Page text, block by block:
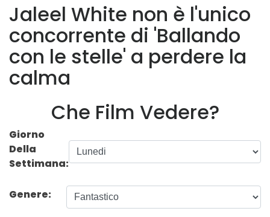
Jaleel White non è l'unico
concorrente di 'Ballando
con le stelle' a perdere la
calma
Che Film Vedere?
Giorno
Della
Settimana:
Genere: